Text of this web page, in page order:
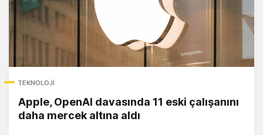
TEKNOLOJI
Apple, OpenAI davasında 11 eski çalışanını
daha mercek altına aldı